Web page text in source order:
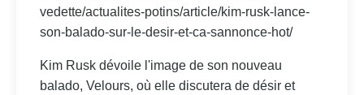
vedette/actualites-potins/article/kim-rusk-lance-
son-balado-sur-le-desir-et-ca-sannonce-hot/
Kim Rusk dévoile l'image de son nouveau
balado, Velours, où elle discutera de désir et